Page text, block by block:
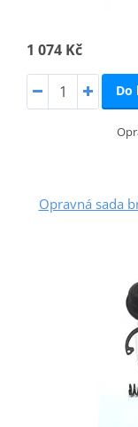
1 074 Kč
Do
Opravná sada